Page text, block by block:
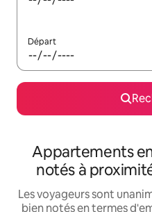
Départ
Appartements
notés à
Les voyageurs sont
bien notés en termes